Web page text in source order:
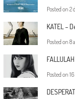
Posted on 2
KATEL –
Posted on 8
Posted on